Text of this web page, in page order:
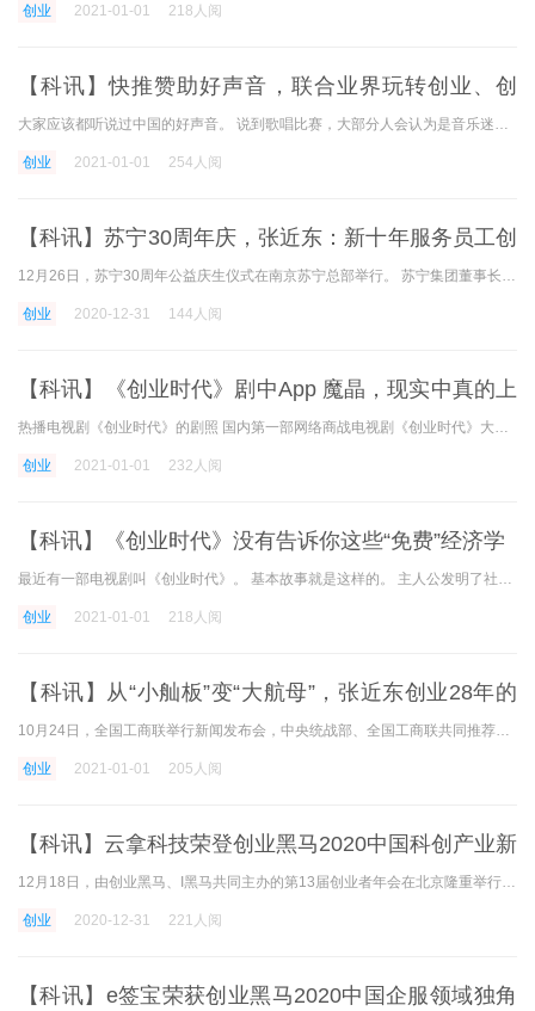
创业 2021-01-01 218人阅
【科讯】快推赞助好声音，联合业界玩转创业、创
投、SaaS、营销圈
大家应该都听说过中国的好声音。 说到歌唱比赛，大部分人会认为是音乐迷和娱乐活动家吧。 但是你可能没听说过，也可能有好奇心。 躲在黑科技深处静静敲代码的it创业者们，整天
创业 2021-01-01 254人阅
【科讯】苏宁30周年庆，张近东：新十年服务员工创
业、社会创业
12月26日，苏宁30周年公益庆生仪式在南京苏宁总部举行。 苏宁集团董事长张近东表示，下一个十年，苏宁将加快社会化公司的快速发展，支持各类创业、创新。 过去30年来，苏宁建立了
创业 2020-12-31 144人阅
【科讯】《创业时代》剧中App 魔晶，现实中真的上
架了
热播电视剧《创业时代》的剧照 国内第一部网络商战电视剧《创业时代》大热，黄轩饰演的创业者郭鑫年开发了名为魔晶的移动通信应用。 10月21日，剧中与魔晶同名的真实版手机与魔
创业 2021-01-01 232人阅
【科讯】《创业时代》没有告诉你这些“免费”经济学
最近有一部电视剧叫《创业时代》。 基本故事就是这样的。 主人公发明了社会交流app。 我相信这将诞生一笔有价值的大生意。 经过许多周折和苦难，最后每场梦都成功了。 自从国内
创业 2021-01-01 218人阅
【科讯】从“小舢板”变“大航母”，张近东创业28年的
坚守与革新
10月24日，全国工商联举行新闻发布会，中央统战部、全国工商联共同推荐推广发表了改革开放40年优秀民营公司家100人的名单，苏宁控股会长张近东入选。 年是中国改革开放不混乱的一
创业 2021-01-01 205人阅
【科讯】云拿科技荣登创业黑马2020中国科创产业新
锐TOP50
12月18日，由创业黑马、I黑马共同主办的第13届创业者年会在北京隆重举行，成千上万的创业者和数百名投资者共同去了这个创投盛典，见证了企业服top100和科创top50的发表。 其中，云纳
创业 2020-12-31 221人阅
【科讯】e签宝荣获创业黑马2020中国企服领域独角